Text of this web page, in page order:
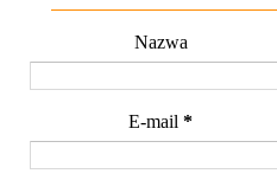
Nazwa
E-mail *